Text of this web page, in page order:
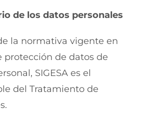
de los datos personales
la normativa vigente en
protección de datos de
SIGESA es el
del Tratamiento de